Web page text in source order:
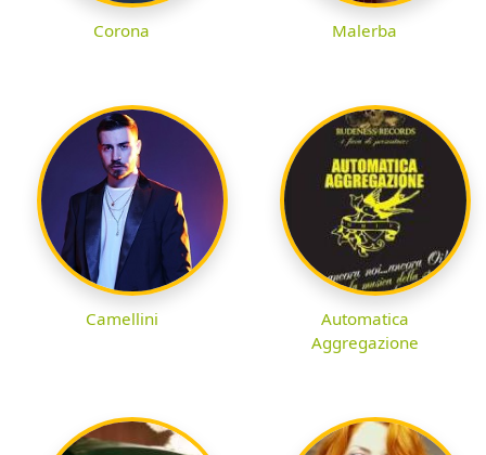
Corona Malerba
Camellini
Automatica
Aggregazione